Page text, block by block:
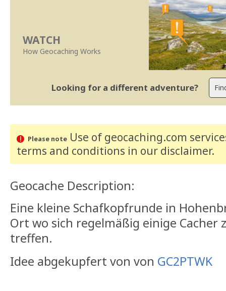
WATCH
How Geocaching Works
Looking for a different adventure?
Please noteUse of geocaching.com
terms and conditions in our disclaimer.
Geocache Description:
Eine kleine Schafkopfrunde in
Ort wo sich regelmäßig einige Cacher
treffen.
Idee abgekupfert von von GC2PTWK